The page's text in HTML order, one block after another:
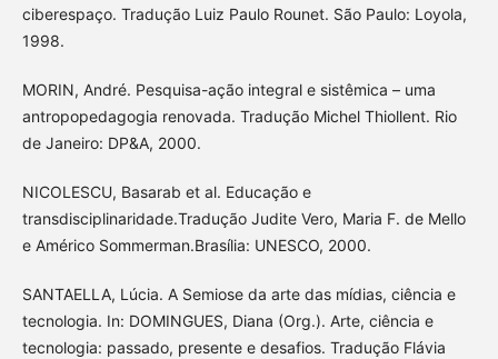
ciberespaço. Tradução Luiz Paulo Rounet. São Paulo: Loyola,
1998.
MORIN, André. Pesquisa-ação integral e sistêmica – uma
antropopedagogia renovada. Tradução Michel Thiollent. Rio
de Janeiro: DP&A, 2000.
NICOLESCU, Basarab et al. Educação e
transdisciplinaridade.Tradução Judite Vero, Maria F. de Mello
e Américo Sommerman.Brasília: UNESCO, 2000.
SANTAELLA, Lúcia. A Semiose da arte das mídias, ciência e
tecnologia. In: DOMINGUES, Diana (Org.). Arte, ciência e
tecnologia: passado, presente e desafios. Tradução Flávia